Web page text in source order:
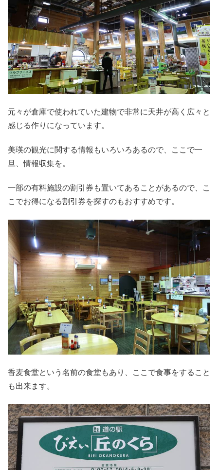
元々が倉庫で使われていた建物で非常に天井が高く広々と
感じる作りになっています。
美瑛の観光に関する情報もいろいろあるので、ここで一
旦、情報収集を。
一部の有料施設の割引券も置いてあることがあるので、こ
こでお得になる割引券を探すのもおすすめです。
香麦食堂という名前の食堂もあり、ここで食事をすること
も出来ます。